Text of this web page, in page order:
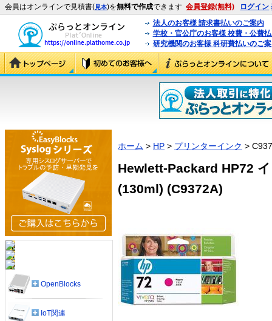
会員はオンラインで見積書(見本)を無料で作成できます 会員登録(無料) ログイン
法人のお客様 請求書払いのご案内
学校・官公庁のお客様 校費・公費
研究機関のお客様 科研費払いのご
ホーム > HP > プリンターインク >
Hewlett-Packard HP72
(130ml) (C9372A)
OpenBlocks
IoT関連